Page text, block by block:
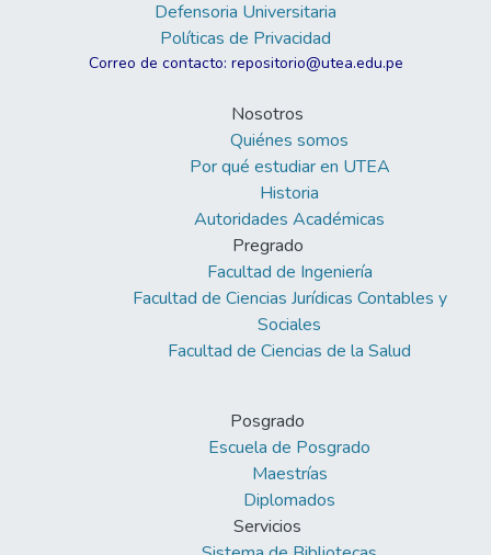
Defensoria Universitaria
Políticas de Privacidad
Correo de contacto: repositorio@utea.edu.pe
Nosotros
Quiénes somos
Por qué estudiar en UTEA
Historia
Autoridades Académicas
Pregrado
Facultad de Ingeniería
Facultad de Ciencias Jurídicas Contables y
Sociales
Facultad de Ciencias de la Salud
Posgrado
Escuela de Posgrado
Maestrías
Diplomados
Servicios